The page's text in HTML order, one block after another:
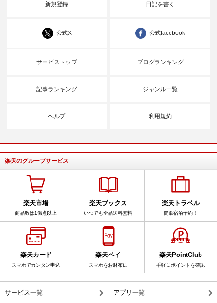
新規登録 日記を書く
公式X 公式facebook
サービストップ ブログランキング
記事ランキング ジャンル一覧
ヘルプ 利用規約
楽天のグループサービス
楽天市場
商品数は1億点以上
楽天ブックス
いつでも全品送料無料
楽天トラベル
簡単宿泊予約！
楽天カード
スマホでカンタン申込
楽天ペイ
スマホをお財布に
楽天PointClub
手軽にポイントを確認
サービス一覧 アプリ一覧